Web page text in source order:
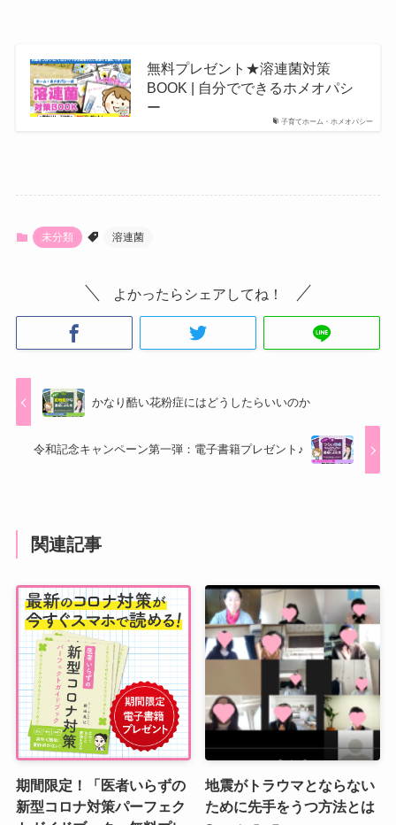
子育てホーム・ホメオパシー
無料プレゼント★溶連菌対策
BOOK | 自分でできるホメオパシ
ー
未分類 溶連菌
よかったらシェアしてね！
かなり酷い花粉症にはどうしたらいいのか
令和記念キャンペーン第一弾：電子書籍プレゼント♪
関連記事
期間限定！「医者いらずの
新型コロナ対策パーフェク
地震がトラウマとならない
ために先手をうつ方法とは